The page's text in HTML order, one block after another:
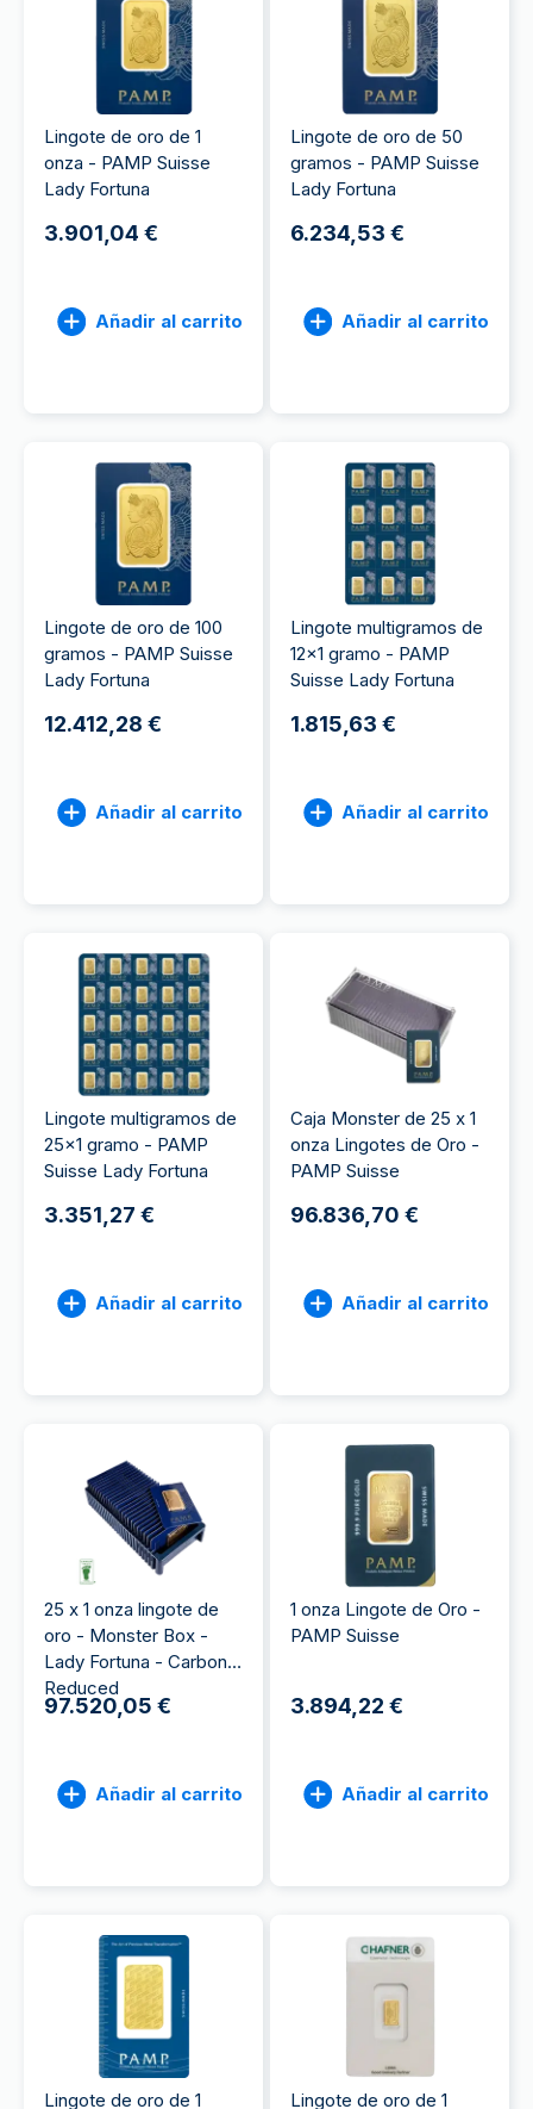
Lingote de oro de 1
onza - PAMP Suisse
Lady Fortuna
3.901,04 €
Añadir al carrito
Lingote de oro de 50
gramos - PAMP Suisse
Lady Fortuna
6.234,53 €
Añadir al carrito
Lingote de oro de 100
gramos - PAMP Suisse
Lady Fortuna
12.412,28 €
Añadir al carrito
Lingote multigramos de
12x1 gramo - PAMP
Suisse Lady Fortuna
1.815,63 €
Añadir al carrito
Lingote multigramos de
25x1 gramo - PAMP
Suisse Lady Fortuna
3.351,27 €
Añadir al carrito
Caja Monster de 25 x 1
onza Lingotes de Oro -
PAMP Suisse
96.836,70 €
Añadir al carrito
25 x 1 onza lingote de
oro - Monster Box -
Lady Fortuna - Carbon
Reduced
97.520,05 €
Añadir al carrito
1 onza Lingote de Oro -
PAMP Suisse
3.894,22 €
Añadir al carrito
Lingote de oro de 1 Lingote de oro de 1